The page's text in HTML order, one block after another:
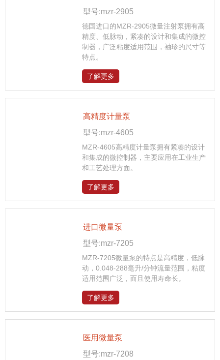
型号:mzr-2905
德国进口的MZR-2905微量注射泵拥有高
精度、低脉动，紧凑的设计和集成的微控
制器，广泛粘度适用范围，袖珍的尺寸等
特点。
了解更多
高精度计量泵
型号:mzr-4605
MZR-4605高精度计量泵拥有紧凑的设计
和集成的微控制器，主要应用在工业生产
和工艺处理方面。
了解更多
进口微量泵
型号:mzr-7205
MZR-7205微量泵的特点是高精度，低脉
动，0.048-288毫升/分钟流量范围，粘度
适用范围广泛，而且使用寿命长。
了解更多
医用微量泵
型号:mzr-7208